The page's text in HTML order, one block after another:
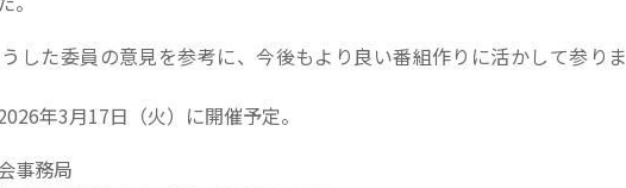
した委員の意見を参考に、今後もより良い番組作りに活かして参りま
年3月17日（火）に開催予定。
事務局